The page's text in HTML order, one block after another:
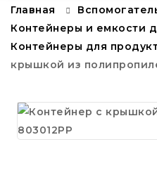
Главная
Контейнеры и емкости
Контейнеры для
крышкой из